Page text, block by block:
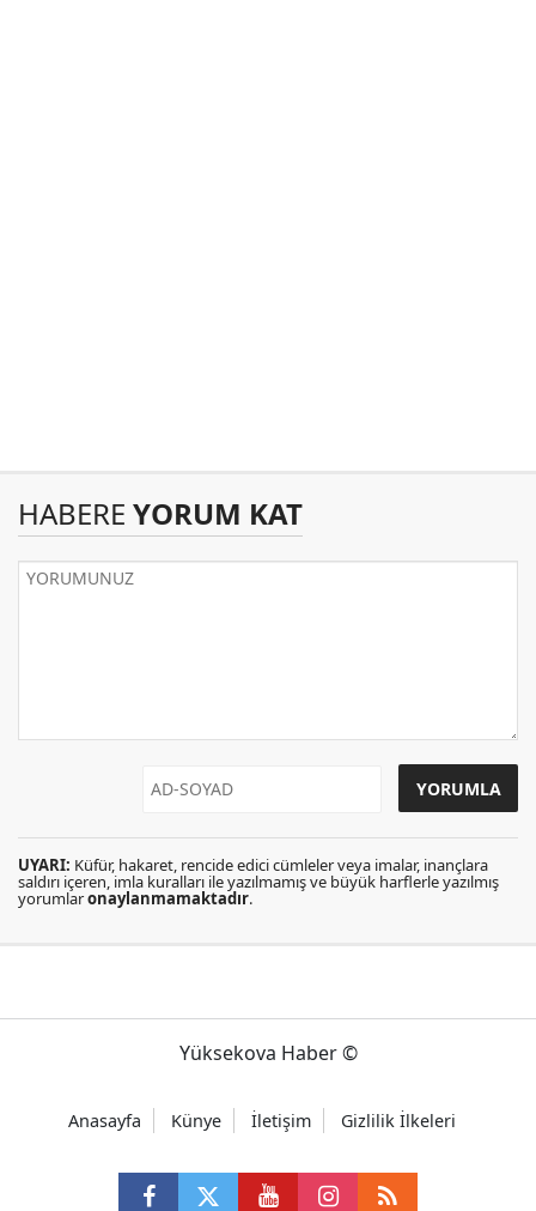
HABERE YORUM KAT
UYARI: Küfür, hakaret, rencide edici cümleler veya imalar, inançlara
saldırı içeren, imla kuralları ile yazılmamış ve büyük harflerle yazılmış
yorumlaronaylanmamaktadır.
Yüksekova Haber ©
Anasayfa Künye İletişim Gizlilik İlkeleri